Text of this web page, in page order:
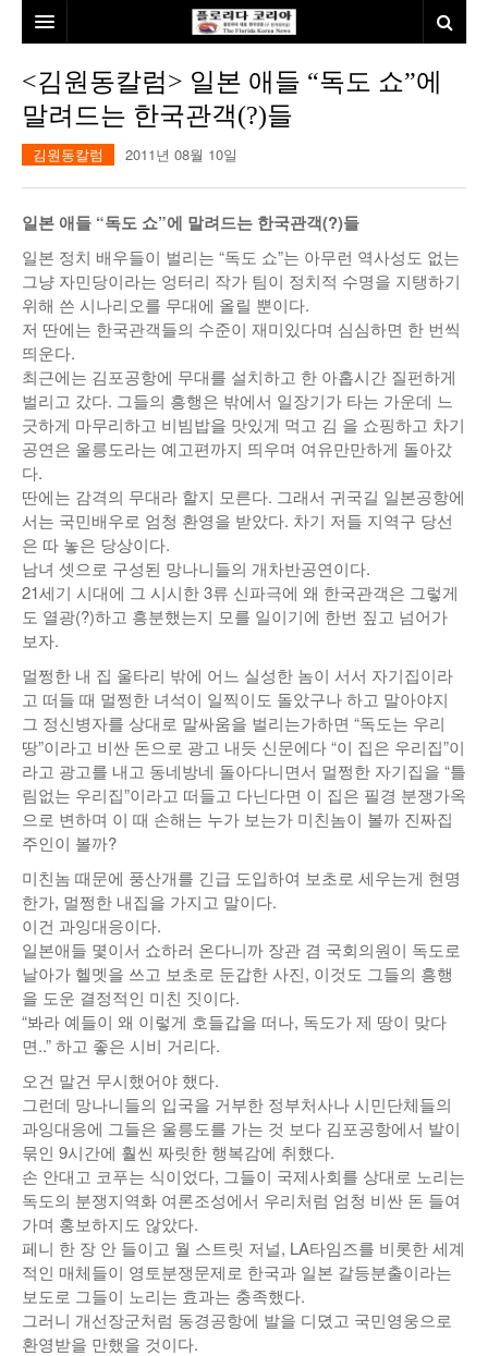
본사소개
뉴스
김명열칼럼
이명덕칼럼
김선옥칼럼
김원동칼럼
본보특집
100인선/독자광장
100인선
독자광장
여행
인근여행지
낚시/비치
골프
인터뷰/탐방
<김원동칼럼> 일본 애들 “독도 쇼”에
말려드는 한국관객(?)들
김원동칼럼 2011년 08월 10일
일본 애들 “독도 쇼”에 말려드는 한국관객(?)들
일본 정치 배우들이 벌리는 “독도 쇼”는 아무런 역사성도 없는
그냥 자민당이라는 엉터리 작가 팀이 정치적 수명을 지탱하기
위해 쓴 시나리오를 무대에 올릴 뿐이다.
저 딴에는 한국관객들의 수준이 재미있다며 심심하면 한 번씩
띄운다.
최근에는 김포공항에 무대를 설치하고 한 아홉시간 질펀하게
벌리고 갔다. 그들의 흥행은 밖에서 일장기가 타는 가운데 느
긋하게 마무리하고 비빔밥을 맛있게 먹고 김 을 쇼핑하고 차기
공연은 울릉도라는 예고편까지 띄우며 여유만만하게 돌아갔
다.
딴에는 감격의 무대라 할지 모른다. 그래서 귀국길 일본공항에
서는 국민배우로 엄청 환영을 받았다. 차기 저들 지역구 당선
은 따 놓은 당상이다.
남녀 셋으로 구성된 망나니들의 개차반공연이다.
21세기 시대에 그 시시한 3류 신파극에 왜 한국관객은 그렇게
도 열광(?)하고 흥분했는지 모를 일이기에 한번 짚고 넘어가
보자.
멀쩡한 내 집 울타리 밖에 어느 실성한 놈이 서서 자기집이라
고 떠들 때 멀쩡한 녀석이 일찍이도 돌았구나 하고 말아야지
그 정신병자를 상대로 말싸움을 벌리는가하면 “독도는 우리
땅”이라고 비싼 돈으로 광고 내듯 신문에다 “이 집은 우리집”이
라고 광고를 내고 동네방네 돌아다니면서 멀쩡한 자기집을 “틀
림없는 우리집”이라고 떠들고 다닌다면 이 집은 필경 분쟁가옥
으로 변하며 이 때 손해는 누가 보는가 미친놈이 볼까 진짜집
주인이 볼까?
미친놈 때문에 풍산개를 긴급 도입하여 보초로 세우는게 현명
한가, 멀쩡한 내집을 가지고 말이다.
이건 과잉대응이다.
일본애들 몇이서 쇼하러 온다니까 장관 겸 국회의원이 독도로
날아가 헬멧을 쓰고 보초로 둔갑한 사진, 이것도 그들의 흥행
을 도운 결정적인 미친 짓이다.
“봐라 예들이 왜 이렇게 호들갑을 떠나, 독도가 제 땅이 맞다
면..” 하고 좋은 시비 거리다.
오건 말건 무시했어야 했다.
그런데 망나니들의 입국을 거부한 정부처사나 시민단체들의
과잉대응에 그들은 울릉도를 가는 것 보다 김포공항에서 발이
묶인 9시간에 훨씬 짜릿한 행복감에 취했다.
손 안대고 코푸는 식이었다, 그들이 국제사회를 상대로 노리는
독도의 분쟁지역화 여론조성에서 우리처럼 엄청 비싼 돈 들여
가며 홍보하지도 않았다.
페니 한 장 안 들이고 월 스트릿 저널, LA타임즈를 비롯한 세계
적인 매체들이 영토분쟁문제로 한국과 일본 갈등분출이라는
보도로 그들이 노리는 효과는 충족했다.
그러니 개선장군처럼 동경공항에 발을 디뎠고 국민영웅으로
환영받을 만했을 것이다.